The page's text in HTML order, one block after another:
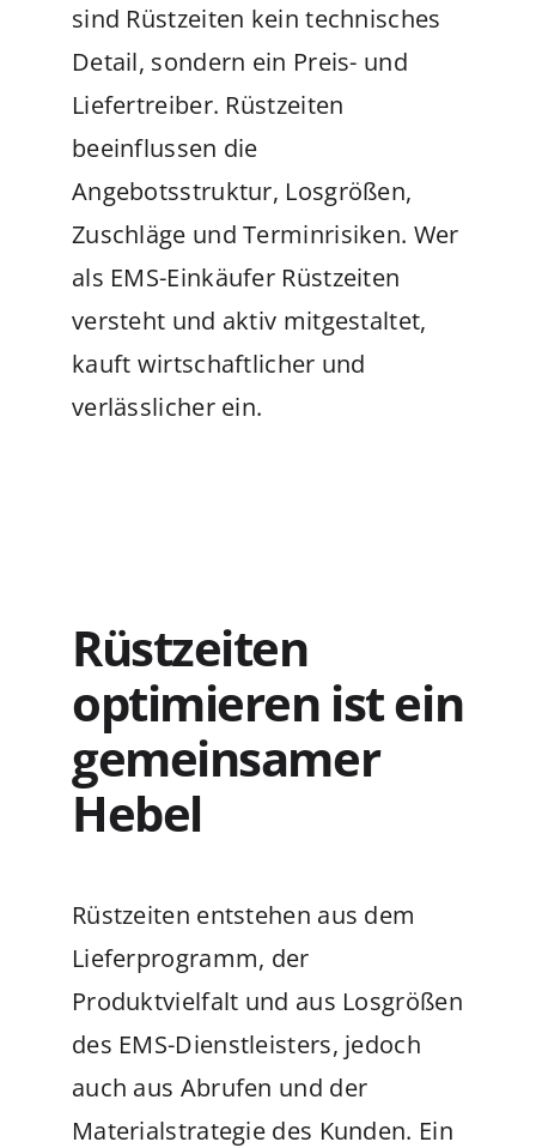
sind Rüstzeiten kein technisches
Detail, sondern ein Preis- und
Liefertreiber. Rüstzeiten
beeinflussen die
Angebotsstruktur, Losgrößen,
Zuschläge und Terminrisiken. Wer
als EMS-Einkäufer Rüstzeiten
versteht und aktiv mitgestaltet,
kauft wirtschaftlicher und
verlässlicher ein.
Rüstzeiten
optimieren ist ein
gemeinsamer
Hebel
Rüstzeiten entstehen aus dem
Lieferprogramm, der
Produktvielfalt und aus Losgrößen
des EMS-Dienstleisters, jedoch
auch aus Abrufen und der
Materialstrategie des Kunden. Ein